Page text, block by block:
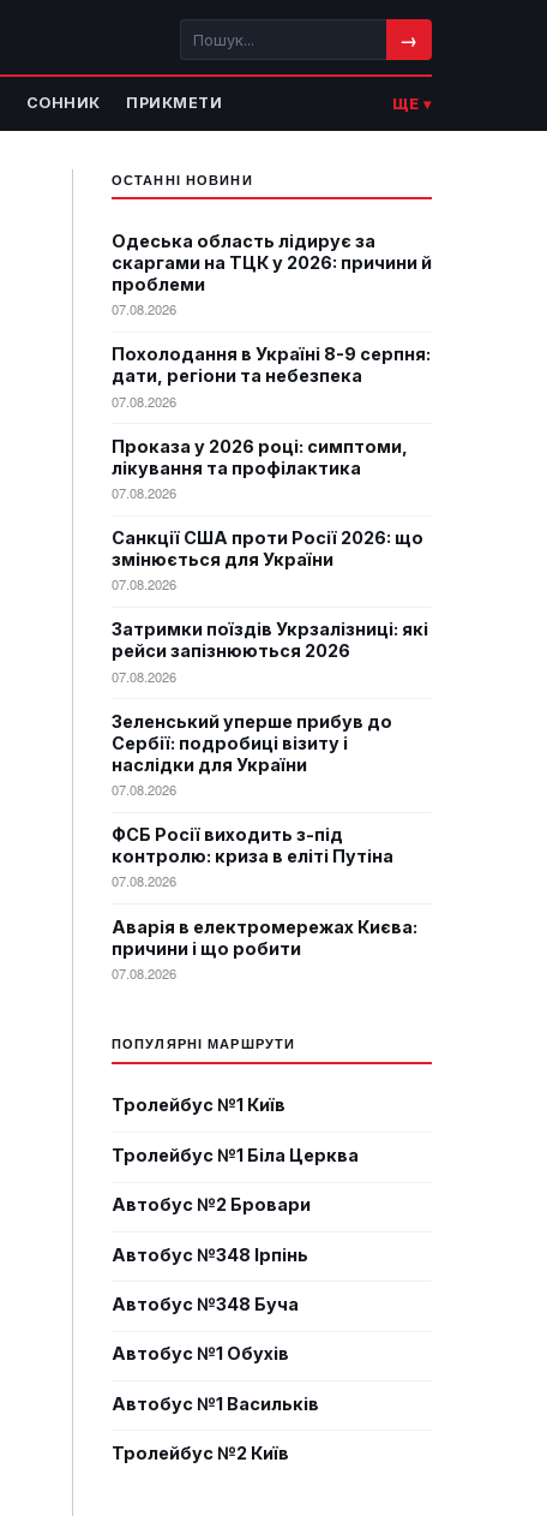
→
СОННИК ПРИКМЕТИ ЩЕ ▾
ОСТАННІ НОВИНИ
Одеська область лідирує за
скаргами на ТЦК у 2026: причини й
проблеми
07.08.2026
Похолодання в Україні 8-9 серпня:
дати, регіони та небезпека
07.08.2026
Проказа у 2026 році: симптоми,
лікування та профілактика
07.08.2026
Санкції США проти Росії 2026: що
змінюється для України
07.08.2026
Затримки поїздів Укрзалізниці: які
рейси запізнюються 2026
07.08.2026
Зеленський уперше прибув до
Сербії: подробиці візиту і
наслідки для України
07.08.2026
ФСБ Росії виходить з-під
контролю: криза в еліті Путіна
07.08.2026
Аварія в електромережах Києва:
причини і що робити
07.08.2026
ПОПУЛЯРНІ МАРШРУТИ
Тролейбус №1 Київ
Тролейбус №1 Біла Церква
Автобус №2 Бровари
Автобус №348 Ірпінь
Автобус №348 Буча
Автобус №1 Обухів
Автобус №1 Васильків
Тролейбус №2 Київ